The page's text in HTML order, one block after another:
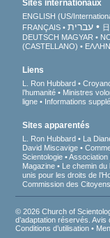
Sites internationaux
ENGLISH (US/
FRANÇAIS
עברית
DEUTSCH MAGYAR
(CASTELLANO)
Liens
L. Ron Hubbard
l’humanité
Ministres
ligne
Informations
Sites apparentés
L. Ron Hubbard La
David Miscavige
Scientologie
Association
Magazine
Le chemin
unis pour les droits de
Commission des
© 2026 Church of
d’adaptation réservés.Avis
Conditions d’utilisation •